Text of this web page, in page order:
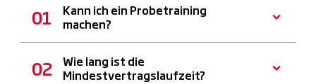
Kann ich ein Probetraining
machen?
Wie lang ist die
Mindestvertragslaufzeit?